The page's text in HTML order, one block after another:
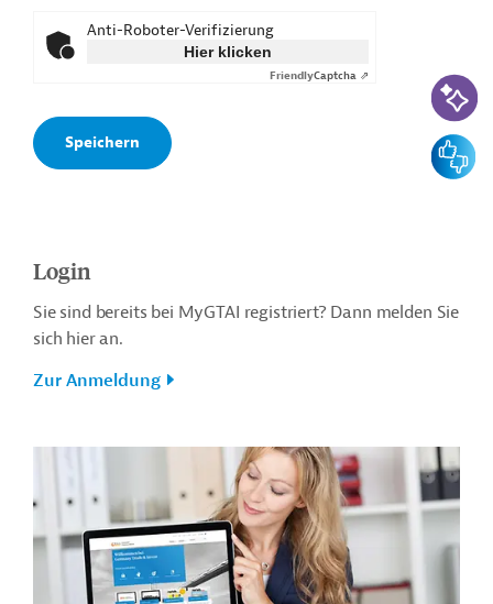
Anti-Roboter-Verifizierung
Hier klicken
FriendlyCaptcha ⇗
Login
Sie sind bereits bei MyGTAI registriert? Dann melden Sie
sich hier an.
Zur Anmeldung
KI-